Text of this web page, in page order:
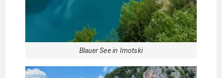
Blauer See in Imotski